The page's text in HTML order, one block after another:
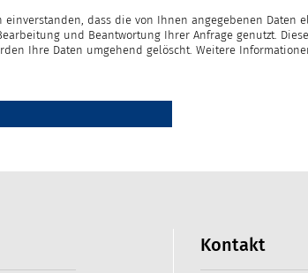
dass die von Ihnen angegebenen Daten
und Beantwortung Ihrer Anfrage genutzt.
Ihre Daten umgehend gelöscht. Weitere
Kontakt